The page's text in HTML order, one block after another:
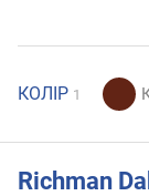
КОЛІР 1
Richman